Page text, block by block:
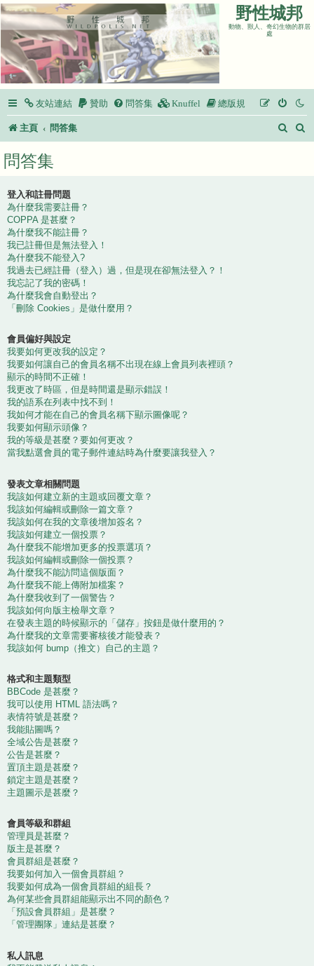
野性城邦
動物、獸人、奇幻生物的群居
處
友站連結 贊助 問答集 Knuffel 總版規
主頁 問答集
搜
問答集
登入和註冊問題
為什麼我需要註冊？
COPPA 是甚麼？
為什麼我不能註冊？
我已註冊但是無法登入！
為什麼我不能登入?
我過去已經註冊（登入）過，但是現在卻無法登入？！
我忘記了我的密碼！
為什麼我會自動登出？
「刪除 Cookies」是做什麼用？
會員偏好與設定
我要如何更改我的設定？
我要如何讓自己的會員名稱不出現在線上會員列表裡頭？
顯示的時間不正確！
我更改了時區，但是時間還是顯示錯誤！
我的語系在列表中找不到！
我如何才能在自己的會員名稱下顯示圖像呢？
我要如何顯示頭像？
我的等級是甚麼？要如何更改？
當我點選會員的電子郵件連結時為什麼要讓我登入？
發表文章相關問題
我該如何建立新的主題或回覆文章？
我該如何編輯或刪除一篇文章？
我該如何在我的文章後增加簽名？
我該如何建立一個投票？
為什麼我不能增加更多的投票選項？
我該如何編輯或刪除一個投票？
為什麼我不能訪問這個版面？
為什麼我不能上傳附加檔案？
為什麼我收到了一個警告？
我該如何向版主檢舉文章？
在發表主題的時候顯示的「儲存」按鈕是做什麼用的？
為什麼我的文章需要審核後才能發表？
我該如何 bump（推文）自己的主題？
格式和主題類型
BBCode 是甚麼？
我可以使用 HTML 語法嗎？
表情符號是甚麼？
我能貼圖嗎？
全域公告是甚麼？
公告是甚麼？
置頂主題是甚麼？
鎖定主題是甚麼？
主題圖示是甚麼？
會員等級和群組
管理員是甚麼？
版主是甚麼？
會員群組是甚麼？
我要如何加入一個會員群組？
我要如何成為一個會員群組的組長？
為何某些會員群組能顯示出不同的顏色？
「預設會員群組」是甚麼？
「管理團隊」連結是甚麼？
私人訊息